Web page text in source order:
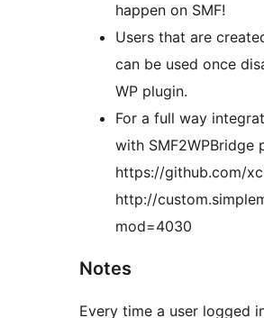
happen on SMF!
Users that are
can be used once
WP plugin.
For a full way
with SMF2WPBridge
https://github.com/
http://
mod=4030
Notes
Every time a user logged